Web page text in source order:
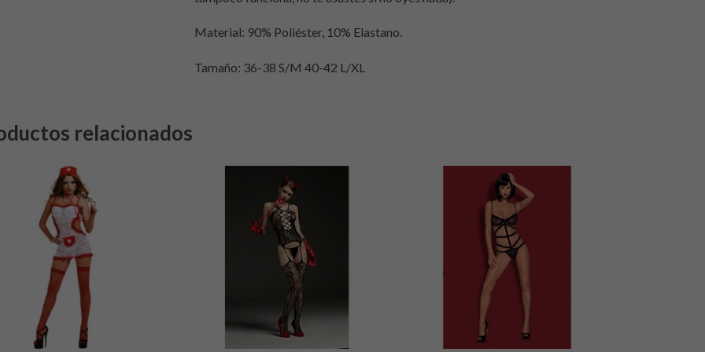
Material: 90% Poliéster, 10% Elastano.
Tamaño: 36-38 S/M 40-42 L/XL
relacionados